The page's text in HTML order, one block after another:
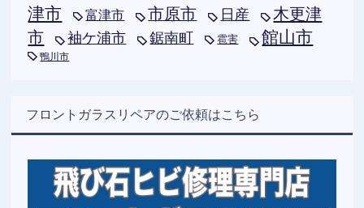
津市
富津市 市原市 日産
木更津
市
袖ケ浦市 鋸南町 雹害 館山市
鴨川市
フロントガラスリペアのご依頼はこちら